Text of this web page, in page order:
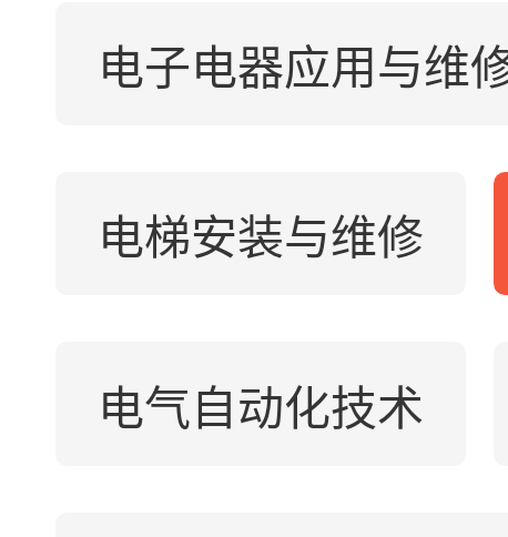
电子电器应用与维
电梯安装与维修
电气自动化技术